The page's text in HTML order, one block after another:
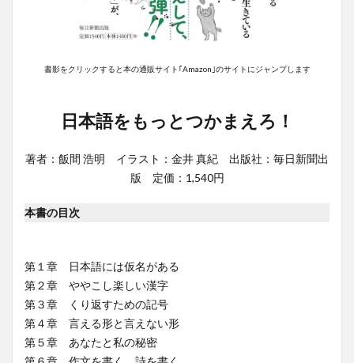
書影をクリックすると本の通販サイト｢Amazon｣のサイトにジャンプします
日本語をもっとつかまえろ！
著者：飯間 浩明 イラスト：金井 真紀 出版社：毎日新聞出
版 定価：1,540円
本書の目次
第１章 日本語には仮名がある
第２章 ややこし楽しい漢字
第３章 くり返すための記号
第４章 言える形と言えない形
第５章 あなたと私の秘密